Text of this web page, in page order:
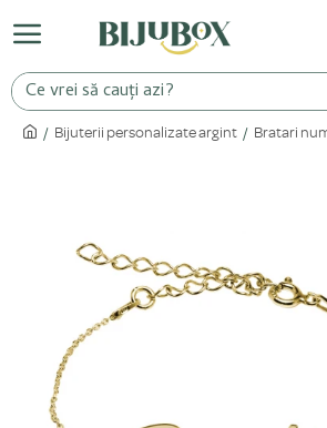
Bijuterii personalizate argint Bratari